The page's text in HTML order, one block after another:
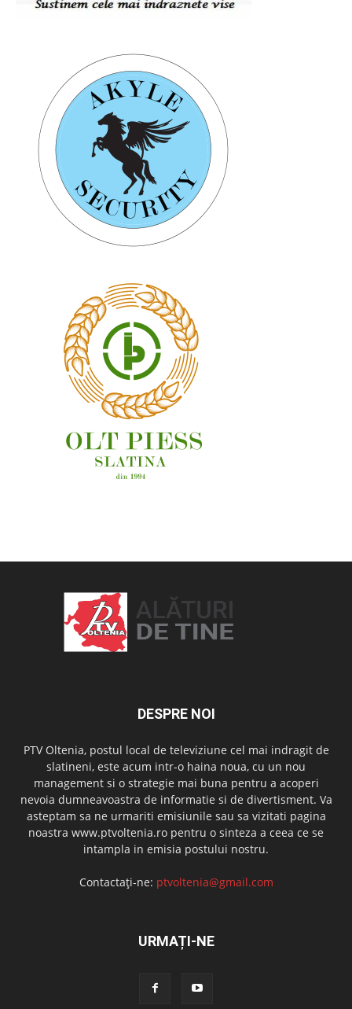
DESPRE NOI
PTV Oltenia, postul local de televiziune cel mai indragit de
slatineni, este acum intr-o haina noua, cu un nou
management si o strategie mai buna pentru a acoperi
nevoia dumneavoastra de informatie si de divertisment. Va
asteptam sa ne urmariti emisiunile sau sa vizitati pagina
noastra www.ptvoltenia.ro pentru o sinteza a ceea ce se
intampla in emisia postului nostru.
Contactați-ne: ptvoltenia@gmail.com
URMAȚI-NE